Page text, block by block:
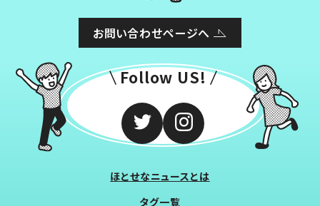
お問い合わせページへ
Follow US!
ほとせなニュースとは
タグ一覧